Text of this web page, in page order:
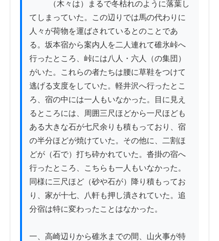
てしまっていた。この辺りでは馬の代わりに
人々が荷物を運ばされているとのことであ
る。坂本宿から案内人を二人連れて碓氷峠へ
行ったところ、峠には八人・六人（の集団）
がいた。これらの者たちは腰に草鞋をつけて
逃げる支度をしていた。軽井沢へ行ったとこ
ろ、宿の中には一人もいなかった。目に見え
るところには、周囲三尺ほどから一尺ほども
ある大きな石が七尺余りも積もっており、宿
の半分ほどが焼けていた。その他に、二割ほ
どが（石で）打ち砕かれていた。沓掛の宿へ
行ったところ、こちらも一人もいなかった。
同様に三尺ほど（砂や石が）降り積もってお
り、家が十七、八軒も押し潰されていた。追
分宿は特に変わったことはなかった。
一、高崎辺りから碓氷までの間、山火事が特